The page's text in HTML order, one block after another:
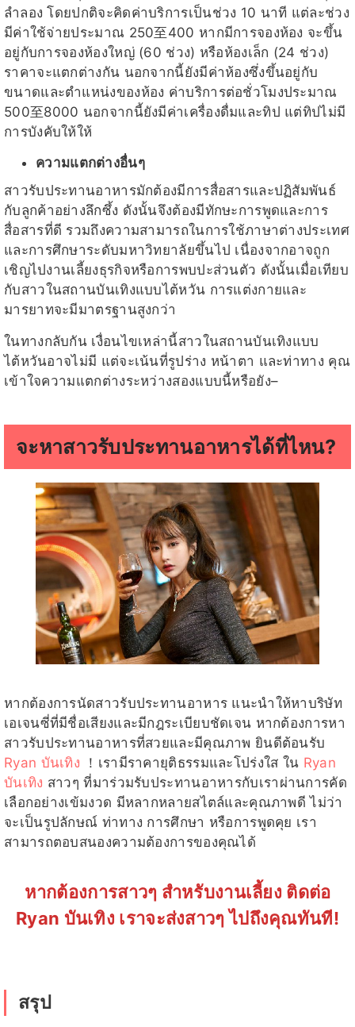
ลำลอง โดยปกติจะคิดค่าบริการเป็นช่วง 10 นาที แต่ละช่วง
มีค่าใช้จ่ายประมาณ 250至400 หากมีการจองห้อง จะขึ้น
อยู่กับการจองห้องใหญ่ (60 ช่วง) หรือห้องเล็ก (24 ช่วง)
ราคาจะแตกต่างกัน นอกจากนี้ยังมีค่าห้องซึ่งขึ้นอยู่กับ
ขนาดและตำแหน่งของห้อง ค่าบริการต่อชั่วโมงประมาณ
500至8000 นอกจากนี้ยังมีค่าเครื่องดื่มและทิป แต่ทิปไม่มี
การบังคับให้ให้
ความแตกต่างอื่นๆ
สาวรับประทานอาหารมักต้องมีการสื่อสารและปฏิสัมพันธ์
กับลูกค้าอย่างลึกซึ้ง ดังนั้นจึงต้องมีทักษะการพูดและการ
สื่อสารที่ดี รวมถึงความสามารถในการใช้ภาษาต่างประเทศ
และการศึกษาระดับมหาวิทยาลัยขึ้นไป เนื่องจากอาจถูก
เชิญไปงานเลี้ยงธุรกิจหรือการพบปะส่วนตัว ดังนั้นเมื่อเทียบ
กับสาวในสถานบันเทิงแบบไต้หวัน การแต่งกายและ
มารยาทจะมีมาตรฐานสูงกว่า
ในทางกลับกัน เงื่อนไขเหล่านี้สาวในสถานบันเทิงแบบ
ไต้หวันอาจไม่มี แต่จะเน้นที่รูปร่าง หน้าตา และท่าทาง คุณ
เข้าใจความแตกต่างระหว่างสองแบบนี้หรือยัง–
จะหาสาวรับประทานอาหารได้ที่ไหน?
หากต้องการนัดสาวรับประทานอาหาร แนะนำให้หาบริษัท
เอเจนซี่ที่มีชื่อเสียงและมีกฎระเบียบชัดเจน หากต้องการหา
สาวรับประทานอาหารที่สวยและมีคุณภาพ ยินดีต้อนรับ
Ryan บันเทิง
！เรามีราคายุติธรรมและโปร่งใส ใน Ryan
บันเทิง สาวๆ ที่มาร่วมรับประทานอาหารกับเราผ่านการคัด
เลือกอย่างเข้มงวด มีหลากหลายสไตล์และคุณภาพดี ไม่ว่า
จะเป็นรูปลักษณ์ ท่าทาง การศึกษา หรือการพูดคุย เรา
สามารถตอบสนองความต้องการของคุณได้
หากต้องการสาวๆ สำหรับงานเลี้ยง ติดต่อ
Ryan บันเทิง เราจะส่งสาวๆ ไปถึงคุณทันที!
สรุป